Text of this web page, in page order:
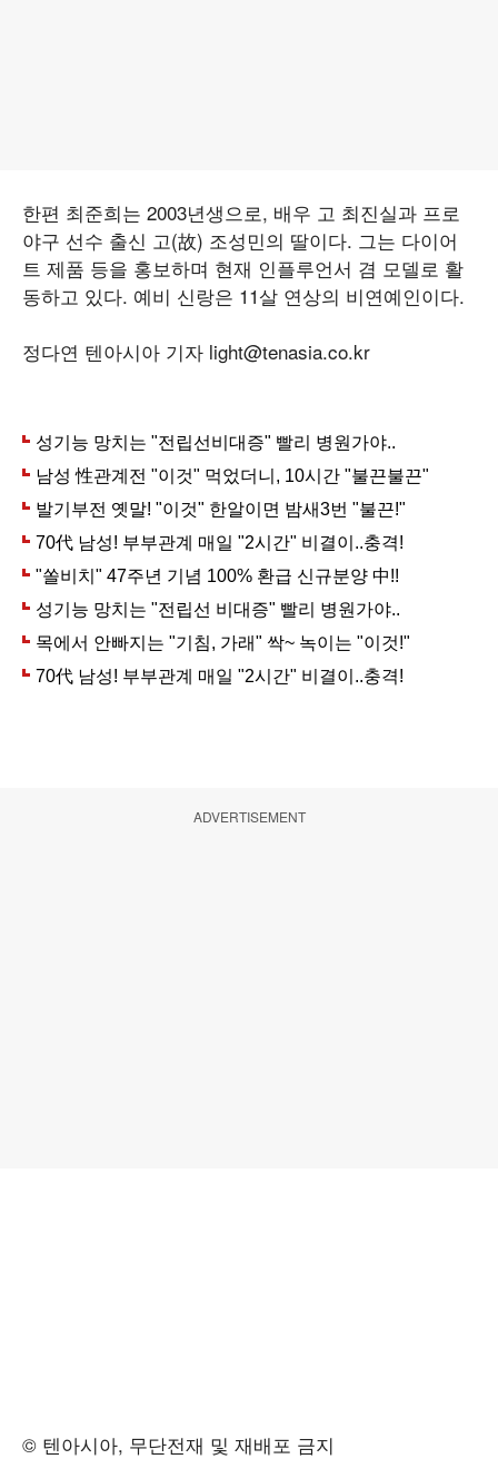
한편 최준희는 2003년생으로, 배우 고 최진실과 프로
야구 선수 출신 고(故) 조성민의 딸이다. 그는 다이어
트 제품 등을 홍보하며 현재 인플루언서 겸 모델로 활
동하고 있다. 예비 신랑은 11살 연상의 비연예인이다.
정다연 텐아시아 기자 light@tenasia.co.kr
ADVERTISEMENT
© 텐아시아, 무단전재 및 재배포 금지